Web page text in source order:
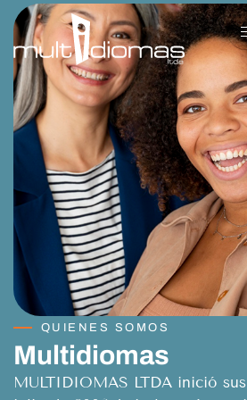
QUIENES SOMOS
Multidiomas
MULTIDIOMAS LTDA inició